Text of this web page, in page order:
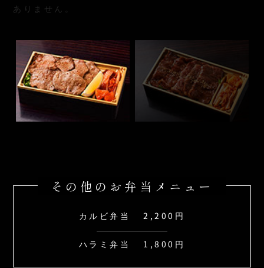
ありません。
その他のお弁当メニュー
カルビ弁当 2,200円
ハラミ弁当 1,800円